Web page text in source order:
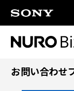
お問い合わせ